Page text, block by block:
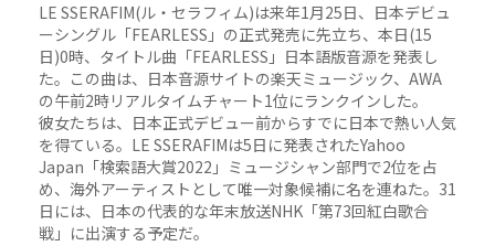
LE SSERAFIM(ル・セラフィム)は来年1月25日、日本デビュ
ーシングル「FEARLESS」の正式発売に先立ち、本日(15
日)0時、タイトル曲「FEARLESS」日本語版音源を発表し
た。この曲は、日本音源サイトの楽天ミュージック、AWA
の午前2時リアルタイムチャート1位にランクインした。
彼女たちは、日本正式デビュー前からすでに日本で熱い人気
を得ている。LE SSERAFIMは5日に発表されたYahoo
Japan「検索語大賞2022」ミュージシャン部門で2位を占
め、海外アーティストとして唯一対象候補に名を連ねた。31
日には、日本の代表的な年末放送NHK「第73回紅白歌合
戦」に出演する予定だ。